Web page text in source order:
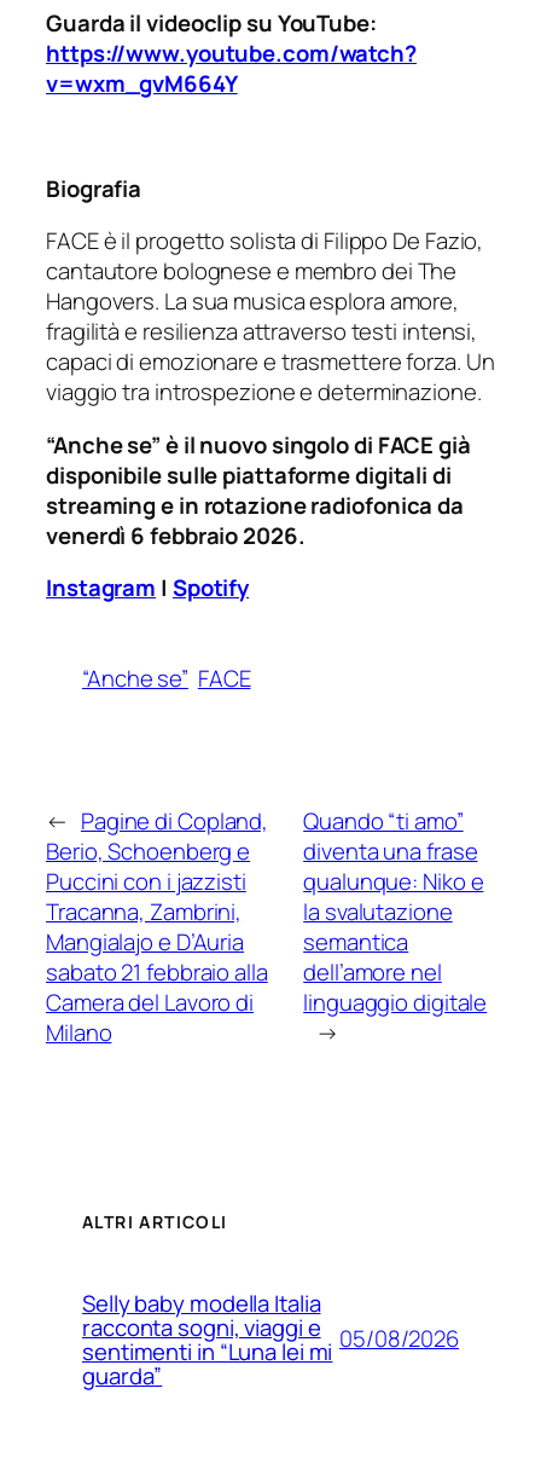
Guarda il videoclip su YouTube:
https://www.youtube.com/watch?
v=wxm_gvM664Y
Biografia
FACE è il progetto solista di Filippo De Fazio,
cantautore bolognese e membro dei The
Hangovers. La sua musica esplora amore,
fragilità e resilienza attraverso testi intensi,
capaci di emozionare e trasmettere forza. Un
viaggio tra introspezione e determinazione.
“Anche se” è il nuovo singolo di FACE già
disponibile sulle piattaforme digitali di
streaming e in rotazione radiofonica da
venerdì 6 febbraio 2026.
Instagram | Spotify
“Anche se” FACE
← Pagine di Copland,
Berio, Schoenberg e
Puccini con i jazzisti
Tracanna, Zambrini,
Mangialajo e D’Auria
sabato 21 febbraio alla
Camera del Lavoro di
Milano
Quando “ti amo”
diventa una frase
qualunque: Niko e
la svalutazione
semantica
dell’amore nel
linguaggio digitale
→
ALTRI ARTICOLI
Selly baby modella Italia
racconta sogni, viaggi e
sentimenti in “Luna lei mi
guarda”
05/08/2026